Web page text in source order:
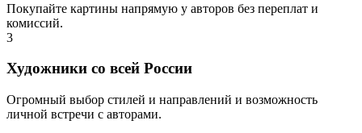
Покупайте картины напрямую у авторов без переплат и
комиссий.
3
Художники со всей России
Огромный выбор стилей и направлений и возможность
личной встречи с авторами.